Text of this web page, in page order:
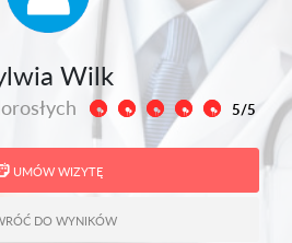
Wilk
5/5
UMÓW WIZYTĘ
DO WYNIKÓW